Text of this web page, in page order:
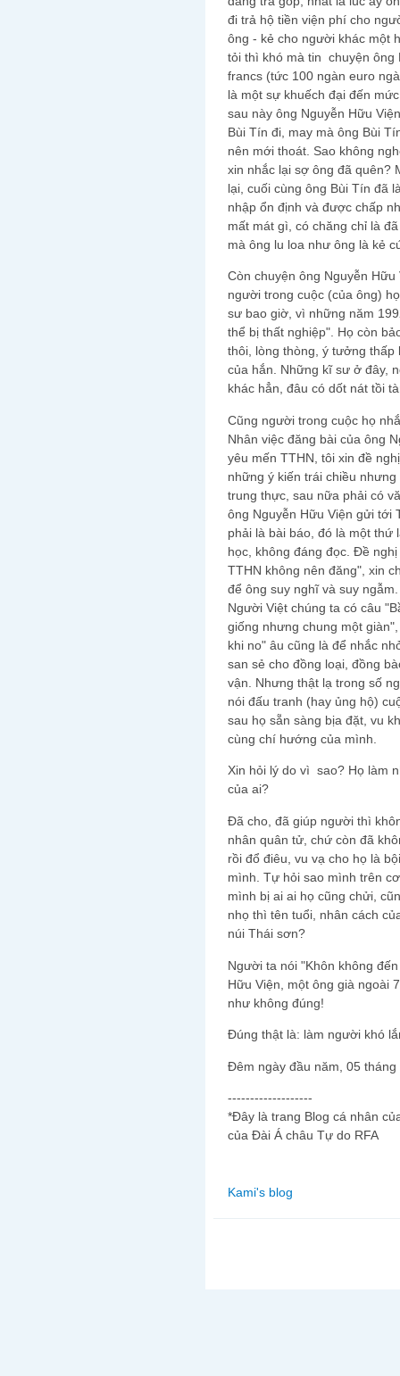
đi trả hộ tiền viện phí cho
ông - kẻ cho người khác một
tỏi thì khó mà tin chuyện ông
francs (tức 100 ngàn euro
là một sự khuếch đại đến
sau này ông Nguyễn Hữu
Bùi Tín đi, may mà ông Bùi
nên mới thoát. Sao không
xin nhắc lại sợ ông đã quên?
lại, cuối cùng ông Bùi Tín đã
nhập ổn định và được chấp
mất mát gì, có chăng chỉ là
mà ông lu loa như ông là kẻ
Còn chuyện ông Nguyễn
người trong cuộc (của ông)
sư bao giờ, vì những năm
thể bị thất nghiệp". Họ còn
thôi, lòng thòng, ý tưởng
của hắn. Những kĩ sư ở đây,
khác hẳn, đâu có dốt nát tồi
Cũng người trong cuộc họ
Nhân việc đăng bài của ông
yêu mến TTHN, tôi xin đề
những ý kiến trái chiều
trung thực, sau nữa phải có
ông Nguyễn Hữu Viện gửi tới
phải là bài báo, đó là một
học, không đáng đọc. Đề
TTHN không nên đăng", xin
để ông suy nghĩ và suy ngẫm.
Người Việt chúng ta có câu
giống nhưng chung một
khi no" âu cũng là để nhắc
san sẻ cho đồng loại, đồng
vận. Nhưng thật lạ trong số
nói đấu tranh (hay ủng hộ)
sau họ sẵn sàng bịa đặt, vu
cùng chí hướng của mình.
Xin hỏi lý do vì sao? Họ làm
của ai?
Đã cho, đã giúp người thì
nhân quân tử, chứ còn đã
rồi đổ điêu, vu vạ cho họ là
mình. Tự hỏi sao mình trên
mình bị ai ai họ cũng chửi,
nhọ thì tên tuổi, nhân cách
núi Thái sơn?
Người ta nói "Khôn không
Hữu Viện, một ông già ngoài
như không đúng!
Đúng thật là: làm người khó
Đêm ngày đầu năm, 05 tháng
-------------------
*Đây là trang Blog cá nhân
của Đài Á châu Tự do RFA
Kami's blog